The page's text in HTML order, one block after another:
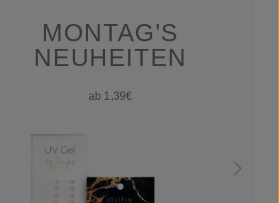
MONTAG'S
NEUHEITEN
ab 1,39€